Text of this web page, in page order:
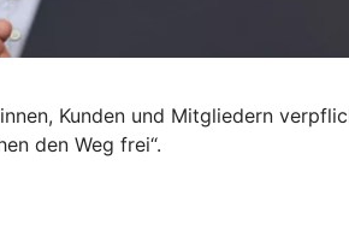
Kunden und Mitgliedern
den Weg frei“.